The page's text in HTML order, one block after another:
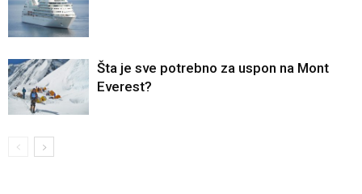
Šta je sve potrebno za uspon na Mont
Everest?